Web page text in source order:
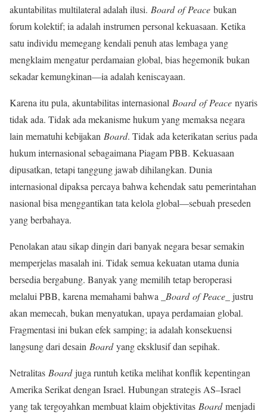
akuntabilitas multilateral adalah ilusi. Board of Peace bukan
forum kolektif; ia adalah instrumen personal kekuasaan. Ketika
satu individu memegang kendali penuh atas lembaga yang
mengklaim mengatur perdamaian global, bias hegemonik bukan
sekadar kemungkinan—ia adalah keniscayaan.
Karena itu pula, akuntabilitas internasional Board of Peace nyaris
tidak ada. Tidak ada mekanisme hukum yang memaksa negara
lain mematuhi kebijakan Board. Tidak ada keterikatan serius pada
hukum internasional sebagaimana Piagam PBB. Kekuasaan
dipusatkan, tetapi tanggung jawab dihilangkan. Dunia
internasional dipaksa percaya bahwa kehendak satu pemerintahan
nasional bisa menggantikan tata kelola global—sebuah preseden
yang berbahaya.
Penolakan atau sikap dingin dari banyak negara besar semakin
memperjelas masalah ini. Tidak semua kekuatan utama dunia
bersedia bergabung. Banyak yang memilih tetap beroperasi
melalui PBB, karena memahami bahwa _ Board of Peace _ justru
akan memecah, bukan menyatukan, upaya perdamaian global.
Fragmentasi ini bukan efek samping; ia adalah konsekuensi
langsung dari desain Boardyang eksklusif dan sepihak.
Netralitas Boardjuga runtuh ketika melihat konflik kepentingan
Amerika Serikat dengan Israel. Hubungan strategis AS–Israel
yang tak tergoyahkan membuat klaim objektivitas Boardmenjadi